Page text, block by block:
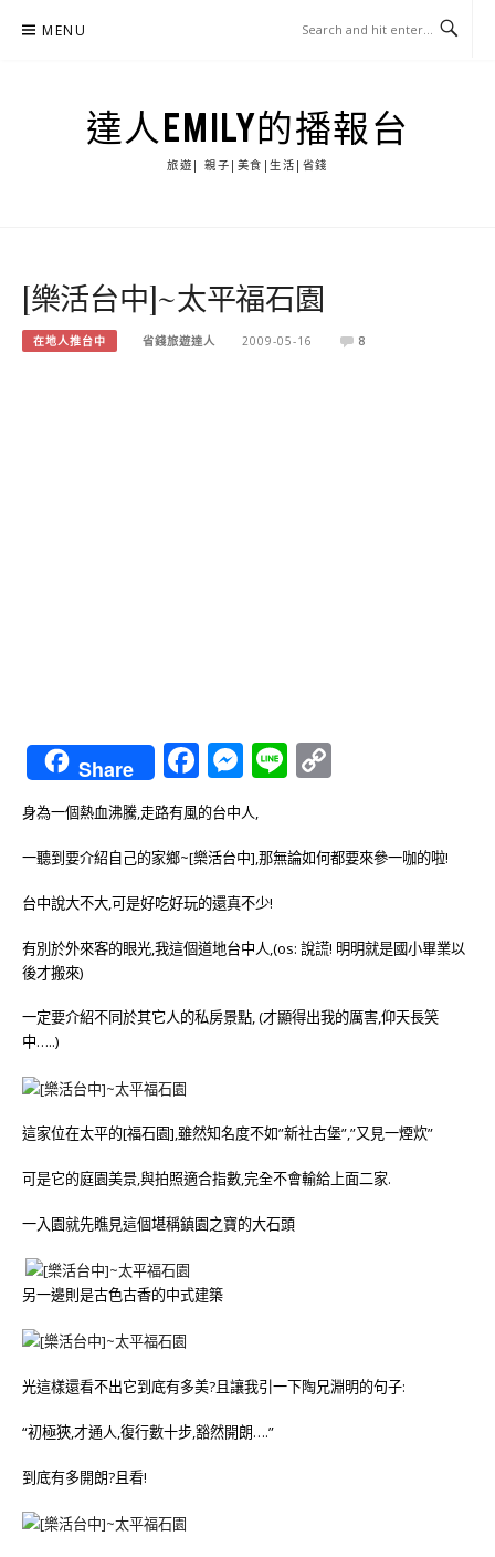
MENU
達人EMILY的播報台
旅遊| 親子|美食|生活|省錢
[樂活台中]~太平福石園
在地人推台中 省錢旅遊達人 2009-05-16 8
Share Facebook
Messenger
Line
身為一個熱血沸騰,走路有風的台中人,
一聽到要介紹自己的家鄉~[樂活台中],那無論如何都要來參一咖的啦!
台中說大不大,可是好吃好玩的還真不少!
有別於外來客的眼光,我這個道地台中人, (os: 說謊! 明明就是國小畢業以
後才搬來)
一定要介紹不同於其它人的私房景點,(才顯得出我的厲害,仰天長笑
中…..)
這家位在太平的[福石園],雖然知名度不如”新社古堡”,”又見一煙炊”
可是它的庭園美景,與拍照適合指數,完全不會輸給上面二家.
一入園就先瞧見這個堪稱鎮園之寶的大石頭
另一邊則是古色古香的中式建築
光這樣還看不出它到底有多美?且讓我引一下陶兄淵明的句子:
“初極狹,才通人,復行數十步,豁然開朗….”
到底有多開朗?且看!